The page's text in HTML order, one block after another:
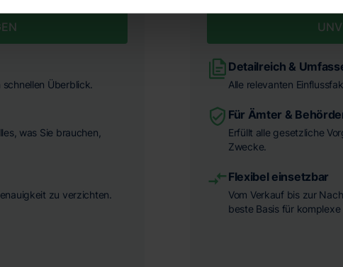
Überblick.
was Sie brauchen,
zu verzichten.
Detailreich &
Alle relevanten
Für Ämter &
Erfüllt alle gesetzliche
Zwecke.
Flexibel einsetzbar
Vom Verkauf bis zur
beste Basis für